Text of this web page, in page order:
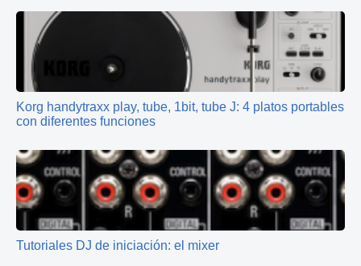
Korg handytraxx play, tube, 1bit, tube J: 4 platos portables
con diferentes funciones
Tutoriales DJ de iniciación: el mixer